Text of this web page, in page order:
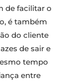
de facilitar o
é também
do cliente
de sair e
tempo
entre